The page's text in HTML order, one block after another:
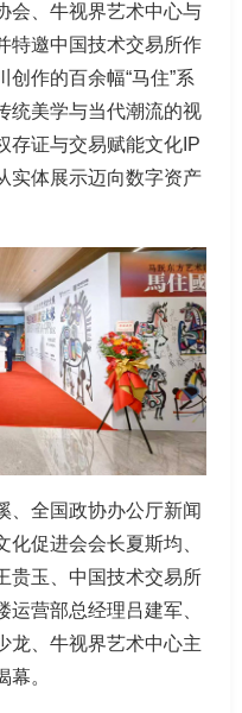
会、牛视界艺术中心与
特邀中国技术交易所作
作的百余幅“马住”系
统美学与当代潮流的视
存证与交易赋能文化IP
实体展示迈向数字资产
、全国政协办公厅新闻
促进会会长夏斯均、
贵玉、中国技术交易所
营部总经理吕建军、
龙、牛视界艺术中心主
。